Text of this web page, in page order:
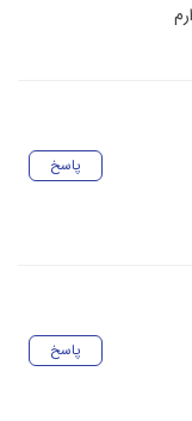
پاسخ
پاسخ